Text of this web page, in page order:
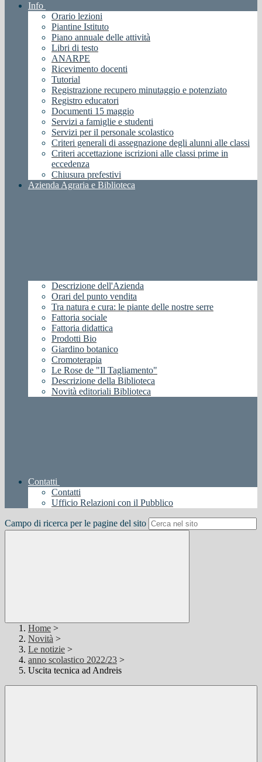
Info
Orario lezioni
Piantine Istituto
Piano annuale delle attività
Libri di testo
ANARPE
Ricevimento docenti
Tutorial
Registrazione recupero minutaggio e potenziato
Registro educatori
Documenti 15 maggio
Servizi a famiglie e studenti
Servizi per il personale scolastico
Criteri generali di assegnazione degli alunni alle classi
Criteri accettazione iscrizioni alle classi prime in
eccedenza
Chiusura prefestivi
Azienda Agraria e Biblioteca
Descrizione dell'Azienda
Orari del punto vendita
Tra natura e cura: le piante delle nostre serre
Fattoria sociale
Fattoria didattica
Prodotti Bio
Giardino botanico
Cromoterapia
Le Rose de "Il Tagliamento"
Descrizione della Biblioteca
Novità editoriali Biblioteca
Contatti
Contatti
Ufficio Relazioni con il Pubblico
Campo di ricerca per le pagine del sito
Home >
Novità >
Le notizie >
anno scolastico 2022/23 >
Uscita tecnica ad Andreis